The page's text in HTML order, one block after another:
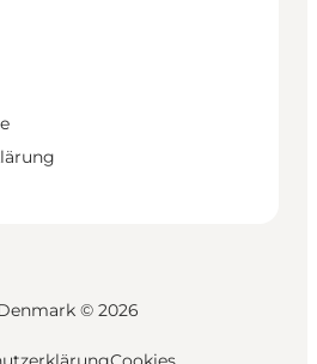
© 2026